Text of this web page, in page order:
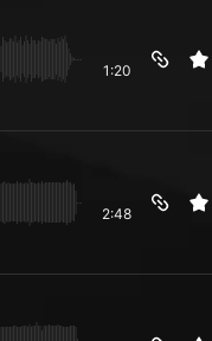
1:20
2:48